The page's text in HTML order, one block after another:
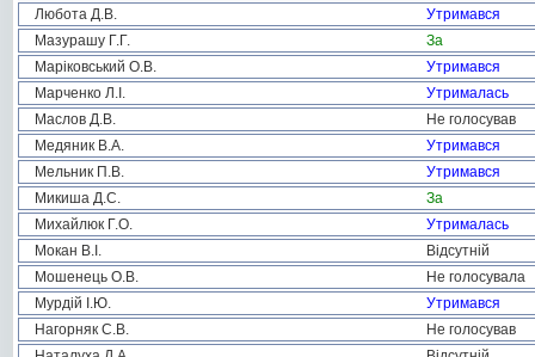
Любота Д.В.
Утримався
Мазурашу Г.Г.
За
Маріковський О.В.
Утримався
Марченко Л.І.
Утрималась
Маслов Д.В.
Не голосував
Медяник В.А.
Утримався
Мельник П.В.
Утримався
Микиша Д.С.
За
Михайлюк Г.О.
Утрималась
Мокан В.І.
Відсутній
Мошенець О.В.
Не голосувала
Мурдій І.Ю.
Утримався
Нагорняк С.В.
Не голосував